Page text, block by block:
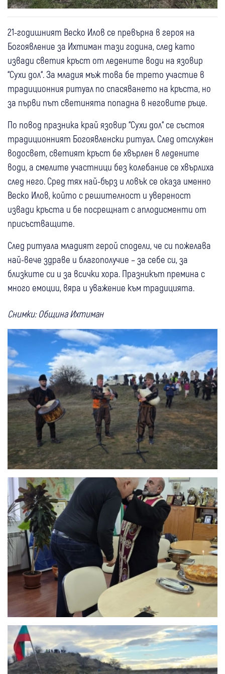
21-годишният Веско Илов се превърна в героя на
Богоявление за Ихтиман тази година, след като
извади светия кръст от ледените води на язовир
“Сухи дол“. За младия мъж това бе трето участие в
традиционния ритуал по спасяването на кръста, но
за първи път светинята попадна в неговите ръце.
По повод празника край язовир “Сухи дол“ се състоя
традиционният Богоявленски ритуал. След отслужен
водосвет, светият кръст бе хвърлен в ледените
води, а смелите участници без колебание се хвърлиха
след него. Сред тях най-бърз и ловък се оказа именно
Веско Илов, който с решителност и увереност
извади кръста и бе посрещнат с аплодисменти от
присъстващите.
След ритуала младият герой сподели, че си пожелава
най-вече здраве и благополучие – за себе си, за
близките си и за всички хора. Празникът премина с
много емоции, вяра и уважение към традицията.
Снимки: Община Ихтиман